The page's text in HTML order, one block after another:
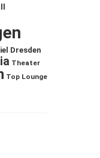
Dresden
Theater
Top Lounge